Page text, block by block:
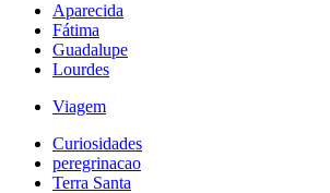
Aparecida
Fátima
Guadalupe
Lourdes
Viagem
Curiosidades
peregrinacao
Terra Santa